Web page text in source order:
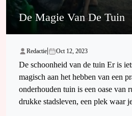
De Magie Van De Tuin
Redactie| Oct 12, 2023
De schoonheid van de tuin Er is
magisch aan het hebben van een
onderhouden tuin is een oase van
drukke stadsleven, een plek waar